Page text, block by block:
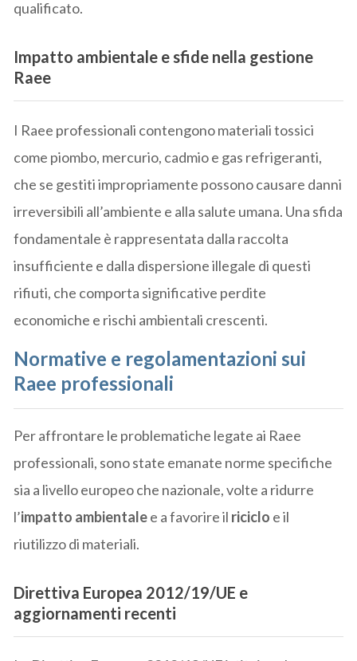
qualificato.
Impatto ambientale e sfide nella gestione
Raee
I Raee professionali contengono materiali tossici
come piombo, mercurio, cadmio e gas refrigeranti,
che se gestiti impropriamente possono causare danni
irreversibili all’ambiente e alla salute umana. Una sfida
fondamentale è rappresentata dalla raccolta
insufficiente e dalla dispersione illegale di questi
rifiuti, che comporta significative perdite
economiche e rischi ambientali crescenti.
Normative e regolamentazioni sui
Raee professionali
Per affrontare le problematiche legate ai Raee
professionali, sono state emanate norme specifiche
sia a livello europeo che nazionale, volte a ridurre
l’impatto ambientalee a favorire il riciclo e il
riutilizzo di materiali.
Direttiva Europea 2012/19/UE e
aggiornamenti recenti